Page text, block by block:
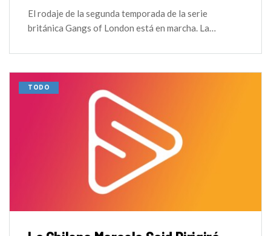
El rodaje de la segunda temporada de la serie
británica Gangs of London está en marcha. La…
TODO